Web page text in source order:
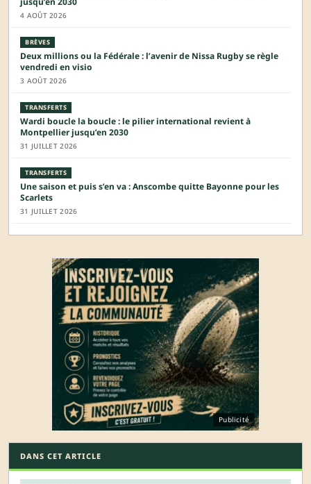
4 AOÛT 2026
BRÈVES
Deux millions ou la Fédérale : l’avenir de Nissa Rugby se règle
vendredi en visio
3 AOÛT 2026
TRANSFERTS
Wardi boucle la boucle : le pilier international revient à
Montpellier jusqu’en 2030
31 JUILLET 2026
TRANSFERTS
Une saison et puis s’en va : Anscombe quitte Bayonne pour les
Scarlets
31 JUILLET 2026
Publicité
DANS CET ARTICLE